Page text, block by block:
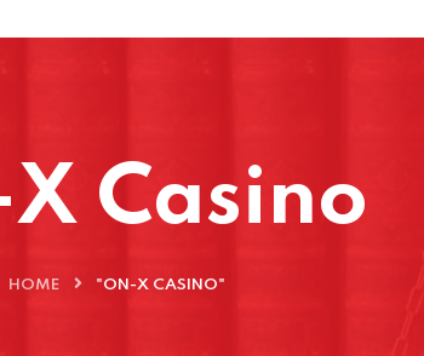
Casino
HOME "ON-X CASINO"